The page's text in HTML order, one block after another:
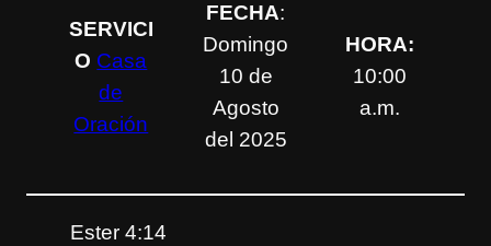
SERVICI
O Casa
de
Oración
FECHA:
Domingo
10 de
Agosto
del 2025
HORA:
10:00
a.m.
Ester 4:14